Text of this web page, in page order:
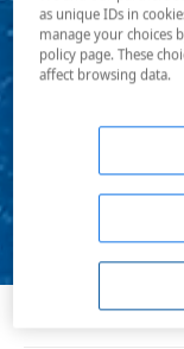
Destino *
Fechas *
10/08/2026 -
1 habitación, 2
as unique IDs in
manage your choices
policy page. These
affect browsing data.